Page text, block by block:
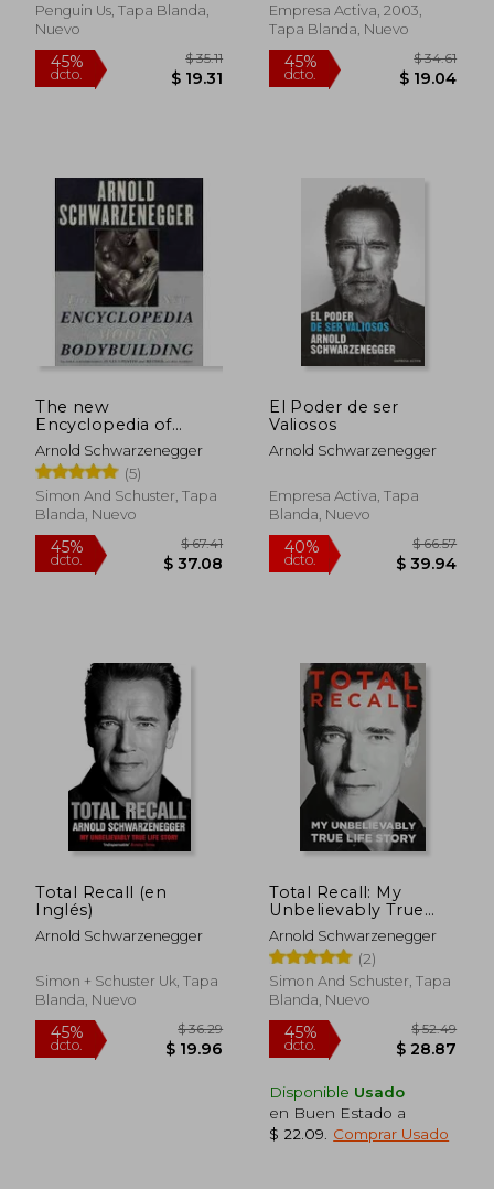
Penguin Us, Tapa Blanda,
Nuevo
45%
$ 19.31
Empresa Activa, 2003,
Tapa Blanda, Nuevo
45%
dcto.
The new
Encyclopedia of
Modern Bodybuilding
(en Inglés)
Arnold Schwarzenegger
(5)
Simon And Schuster, Tapa
Blanda, Nuevo
45%
El Poder de ser
Valiosos
Arnold Schwarzenegger
Empresa Activa, Tapa
Blanda, Nuevo
40%
Total Recall (en
Inglés)
Arnold Schwarzenegger
Simon + Schuster Uk, Tapa
Blanda, Nuevo
Total Recall: My
Unbelievably True
Life Story (en Inglés)
Arnold Schwarzenegger
(2)
Simon And Schuster, Tapa
Blanda, Nuevo
Disponible Usado
en Buen Estado a
$ 22.09
Comprar Usado